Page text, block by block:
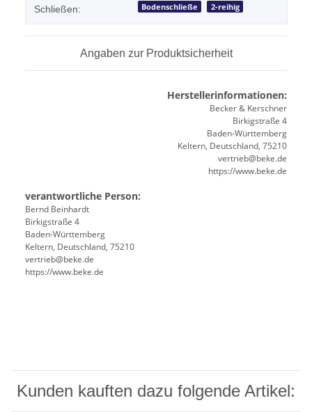
Schließen: Bodenschließe 2-reihig
Angaben zur Produktsicherheit
Herstellerinformationen:
Becker & Kerschner
Birkigstraße 4
Baden-Württemberg
Keltern, Deutschland, 75210
vertrieb@beke.de
https://www.beke.de
verantwortliche Person:
Bernd Beinhardt
Birkigstraße 4
Baden-Württemberg
Keltern, Deutschland, 75210
vertrieb@beke.de
https://www.beke.de
Kunden kauften dazu folgende Artikel: